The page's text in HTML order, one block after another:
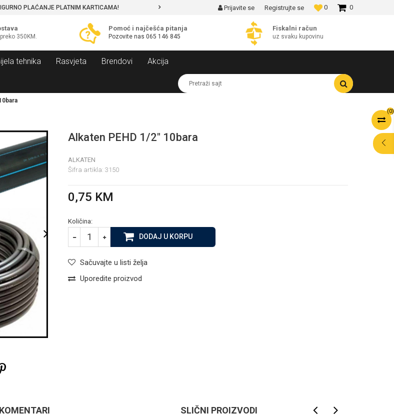
PLAĆANJE PLATNIM KARTICAMA! MOGUĆNOST BESPLATNE ISPORUKE! 0
0
Prijavite se Registrujte se
350KM.
Pomoć i najčešća pitanja
Pozovite nas 065 146 845
Fiskalni račun
uz svaku kupovinu
tehnika Rasvjeta Brendovi Akcija
Pretraži sajt
(0)
Alkaten PEHD 1/2" 10bara
ALKATEN
Šifra artikla: 3150
0,75 KM
Količina:
DODAJ U KORPU
Sačuvajte u listi želja
Uporedite proizvod
KOMENTARI SLIČNI PROIZVODI